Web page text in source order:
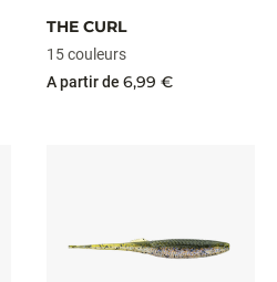
THE CURL
15 couleurs
A partir de 6,99 €